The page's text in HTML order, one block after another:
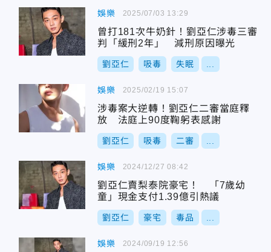
娛樂
曾打181次牛奶針！劉亞仁涉毒三審
判「緩刑2年」 減刑原因曝光
劉亞仁 吸毒 失眠
2025/07/03 13:29
娛樂
涉毒案大逆轉！劉亞仁二審當庭釋
放 法庭上90度鞠躬表感謝
劉亞仁 吸毒 二審
2025/02/19 15:07
娛樂
劉亞仁賣梨泰院豪宅！ 「7歲幼
童」現金支付1.39億引熱議
劉亞仁 豪宅 毒品
2024/12/27 08:42
娛樂 2024/09/19 12:56